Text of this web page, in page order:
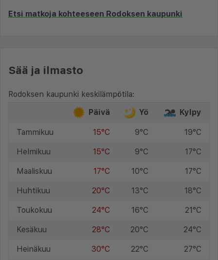
Etsi matkoja kohteeseen Rodoksen kaupunki
Sää ja ilmasto
Rodoksen kaupunki keskilämpötila:
Päivä
Yö Kylpy
Tammikuu 15°C 9°C 19°C
Helmikuu 15°C 9°C 17°C
Maaliskuu 17°C 10°C 17°C
Huhtikuu 20°C 13°C 18°C
Toukokuu 24°C 16°C 21°C
Kesäkuu 28°C 20°C 24°C
Heinäkuu 30°C 22°C 27°C